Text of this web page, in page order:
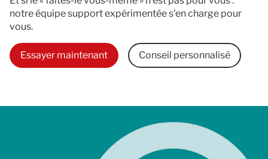
notre équipe support expérimentée s’en charge pour
vous.
Essayer maintenant Conseil personnalisé